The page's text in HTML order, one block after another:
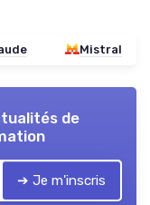
Mistral
de
➔ Je m'inscris